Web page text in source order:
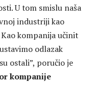
U tom smislu naša
industriji kao
kompanija učinit
odlazak
ostali”, poručio je
kompanije